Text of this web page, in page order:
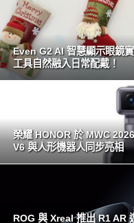
Even G2 AI 智慧顯示眼鏡
工具自然融入日常配戴！
榮耀 HONOR 於 MWC
V6 與人形機器人同步亮相
ROG 與 Xreal 推出 R1 AR